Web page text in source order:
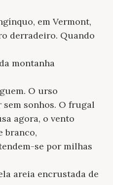
em Vermont,
derradeiro. Quando
montanha
O urso
sonhos. O frugal
agora, o vento
branco,
se por milhas
areia encrustada de